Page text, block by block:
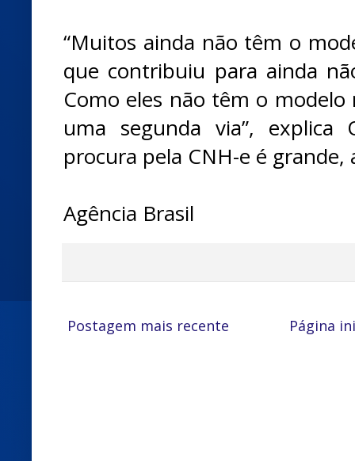
“Muitos ainda não têm o
que contribuiu para ainda
Como eles não têm o
uma segunda via”, explica
procura pela CNH-e é grande,
Agência Brasil
Postagem mais recente Página